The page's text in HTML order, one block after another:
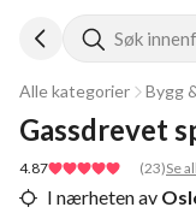
Søk
Alle kategorier Bygg
4.87 (23)Se
Gassdrevet
I nærheten av